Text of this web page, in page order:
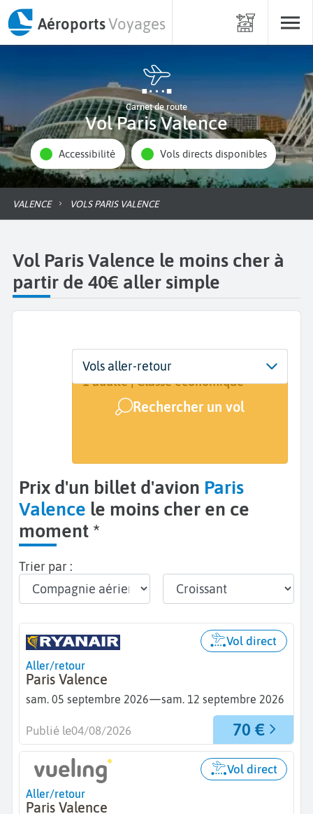
AéroportsVoyages
Carnet de route
Vol Paris Valence
Accessibilité Vols directs disponibles
VALENCE VOLS PARIS VALENCE
Vol Paris Valence le moins cher à
partir de 40€ aller simple
Départ
Paris (PAR)
Dates
5 sept. - 12 sept.
Voyageurs | Classe
1 adulte | Classe économique
Rechercher un vol
Vols aller-retour
Prix d'un billet d'avion Paris
Valence le moins cher en ce
moment *
Trier par :
Aller/retour
Paris Valence
sam. 05 septembre 2026—sam. 12 septembre 2026
Vol direct
70 €
Publié le04/08/2026
Aller/retour
Paris Valence
Vol direct